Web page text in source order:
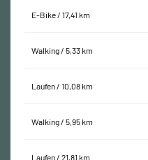
E-Bike / 17,41 km
Walking / 5,33 km
Laufen / 10,08 km
Walking / 5,95 km
Laufen / 21,81 km